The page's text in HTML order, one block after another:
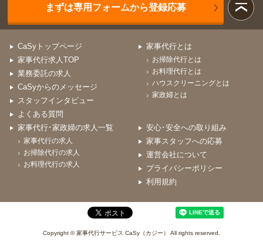
まずは専用フォームから登録応募
CaSyトップページ
家事代行求人TOP
業務委託の求人
CaSyからのメッセージ
スタッフインタビュー
よくある質問
家事代行とは
お掃除代行とは
お料理代行とは
ハウスクリーニングとは
家政婦とは
家事代行･家政婦の求人一覧
家事代行の求人
お掃除代行の求人
お料理代行の求人
安心･安全への取り組み
家事スタッフへの応募
運営会社について
プライバシーポリシー
利用規約
Copyright © 家事代行サービス CaSy（カジー） All rights reserved.